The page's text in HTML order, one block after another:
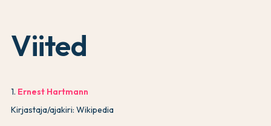
Viited
1. Ernest Hartmann
Kirjastaja/ajakiri: Wikipedia